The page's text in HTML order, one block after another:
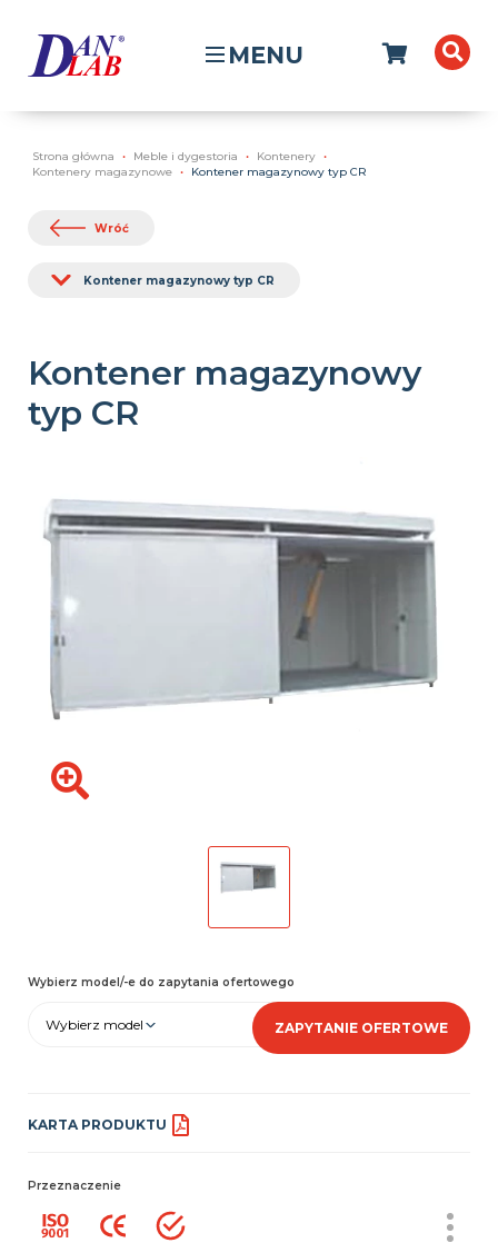
MENU
Strona główna Meble i dygestoria
Kontenery
Kontenery magazynowe
Kontener magazynowy typ CR
Wróć
Kontener magazynowy typ CR
Kontener magazynowy
typ CR
Wybierz model/-e do zapytania ofertowego
Wybierz model ZAPYTANIE OFERTOWE
KARTA PRODUKTU
Przeznaczenie